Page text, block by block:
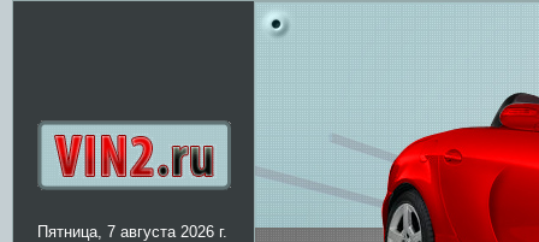
Пятница, 7 августа 2026 г.